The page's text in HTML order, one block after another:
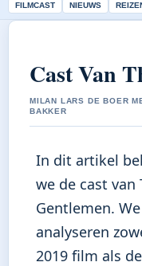
FILMCAST
NIEUWS
Cast Van
MILAN LARS DE BOER
BAKKER
In dit artikel
we de cast van
Gentlemen. We
analyseren
2019 film als